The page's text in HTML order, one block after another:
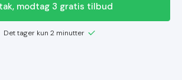
modtag 3 gratis tilbud
Det tager kun 2 minutter